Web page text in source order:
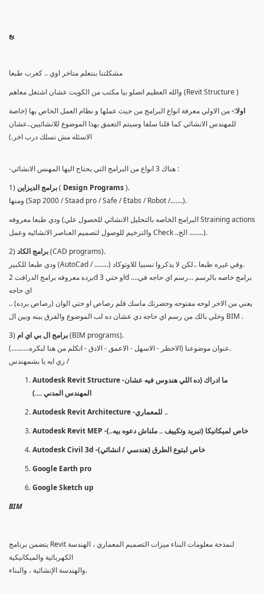
يع
والله العظيم اتصلو بيا مكتب من الكويت عشان اشتغل معاهم (Revit Structure )
اولا:-من الاولي معرفة انواع البرامج من حيث عملها و نظام العمل الخاص بها (خاصة
للمهندس الانشائي كما قلنا سلفا وسيتم التعمق بهذا الموضوع للانشائيين..عشان
الاسئله مش تسلك درب اخر.)
-هناك 3 انواع من البرامج التي يحتاج اليها المهنس الانشائي :
1) برامج الديزاين( Design Programs).
ومنها (Sap 2000 / Staad pro / Safe / Etabs / Robot /.......).
ودي طبعا معروفه (البرامج الخاصه بالتحليل الانشائي للحصول علي Straining actions
والترخيم للوصول لتصميم العناصر الانشائيه وعمل Check ..الخ ........).
2) برامج الكاد(CAD programs).
ودي طبعا للكبير (AutoCad / ........) وفي غيره طبعا ..لكن لا يذكروا نسبيا للاوتوكاد.
برده معروفه برامج الدرافت 2d او حتي 3d ....برامج خاصه بالرسم ...رسم اي حاجه في
اي حاجه
يعني من الاخر لوحه مفتوحه وحضرتك ماسك قلم رصاص او حتي الوان (رصاص برده) ..
وخلي بالك من رسم اي حاجه دي عشان ده لب الموضوع والفرق بينه وبين ال BIM .
3) برامج ال بي اي ام(BIM programs).
عنوان موضوعنا (الاخطر - الاسهل - الاعمق - الادق - اتكلم من هنا لبكره..........).
زي ايه يا بشمهندس /
Autodesk Revit Structure -ما ادراك (ده اللي هندوس فيه عشان
المهندس المدني ....)
Autodesk Revit Architecture -للمعماري ..
Autodesk Revit MEP -خاص لميكانيكا (تبريد وتكييف .. ملناش دعوه بيه..)
Autodesk Civil 3d -خاص لبتوع الطرق (هندسي / انشائي)
Google Earth pro
Google Sketch up
BIM
يتضمن برنامج Revit لنمذجة معلومات البناء ميزات التصميم المعماري ، الهندسة
الكهربائية والميكانيكية
والهندسة الإنشائية ، والبناء.